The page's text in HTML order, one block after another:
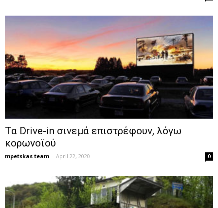
Τα Drive-in σινεμά επιστρέφουν, λόγω
κορωνοϊού
mpetskas team - April 22, 2020 0